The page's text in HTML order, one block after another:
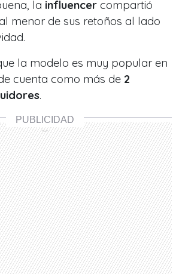
la influencer compartió
menor de sus retoños al lado
la modelo es muy popular en
cuenta como más de 2
.